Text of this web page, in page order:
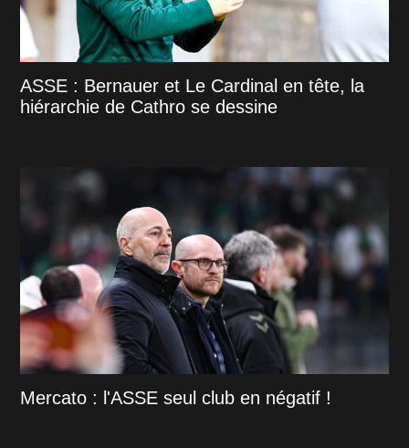
ASSE : Bernauer et Le Cardinal en tête, la
hiérarchie de Cathro se dessine
Mercato : l'ASSE seul club en négatif !